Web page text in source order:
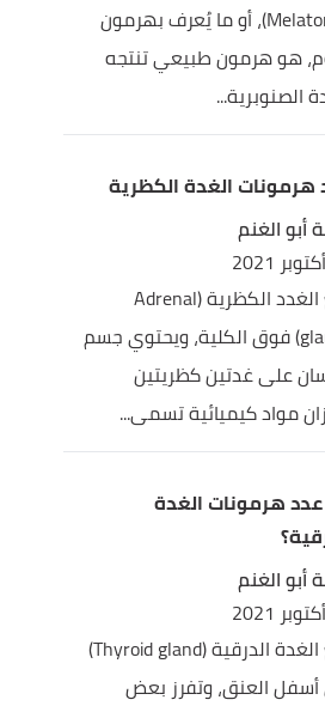
(Melatonin)، أو ما يُعرف بهرمون
هو هرمون طبيعي تنتجه
الصنوبرية...
هرمونات الغدة الكظرية
الغنم
تقع الغدد الكظرية (Adrenal
glands) فوق الكلية، ويحتوي جسم
على غدتين كظريتين
مواد كيميائية تسمى...
هرمونات الغدة
الغنم
تقع الغدة الدرقية (Thyroid gland)
العنق، وتفرز بعض